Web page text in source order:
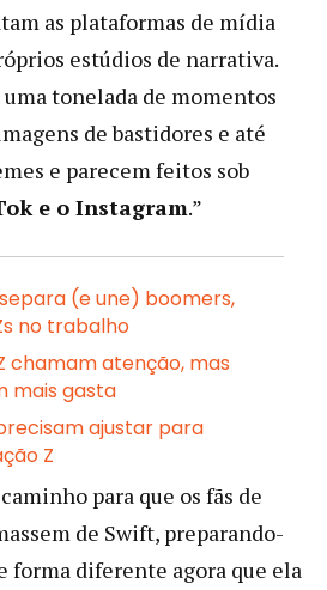
as plataformas de mídia
estúdios de narrativa.
tonelada de momentos
de bastidores e até
e parecem feitos sob
e o Instagram.”
(e une) boomers,
no trabalho
chamam atenção, mas
mais gasta
ajustar para
Z
para que os fãs de
de Swift, preparando-
forma diferente agora que ela